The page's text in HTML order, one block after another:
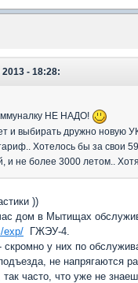
- 18:28:
НЕ НАДО!
и выбирать дружно новую
Хотелось бы за свои
и не более 3000 летом..
))
дом в Мытищах
exp/ ГЖЭУ-4.
скромно у них по
не напрягаются
часто, что уже не